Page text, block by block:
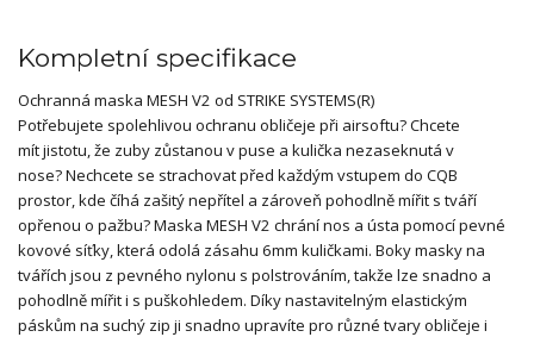
Kompletní specifikace
Ochranná maska MESH V2 od STRIKE SYSTEMS(R)
Potřebujete spolehlivou ochranu obličeje při airsoftu? Chcete
mít jistotu, že zuby zůstanou v puse a kulička nezaseknutá v
nose? Nechcete se strachovat před každým vstupem do CQB
prostor, kde číhá zašitý nepřítel a zároveň pohodlně mířit s tváří
opřenou o pažbu? Maska MESH V2 chrání nos a ústa pomocí pevné
kovové síťky, která odolá zásahu 6mm kuličkami. Boky masky na
tvářích jsou z pevného nylonu s polstrováním, takže lze snadno a
pohodlně mířit i s puškohledem. Díky nastavitelným elastickým
páskům na suchý zip ji snadno upravíte pro různé tvary obličeje i